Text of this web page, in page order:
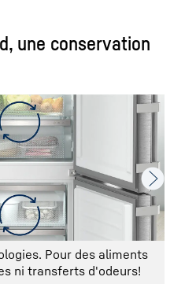
une conservation
Pour des aliments
ni transferts d'odeurs!